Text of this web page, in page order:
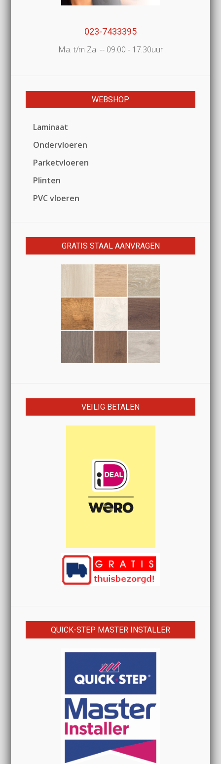
023-7433395
Ma. t/m Za. -- 09.00 - 17.30uur
WEBSHOP
Laminaat
Ondervloeren
Parketvloeren
Plinten
PVC vloeren
GRATIS STAAL AANVRAGEN
VEILIG BETALEN
QUICK-STEP MASTER INSTALLER